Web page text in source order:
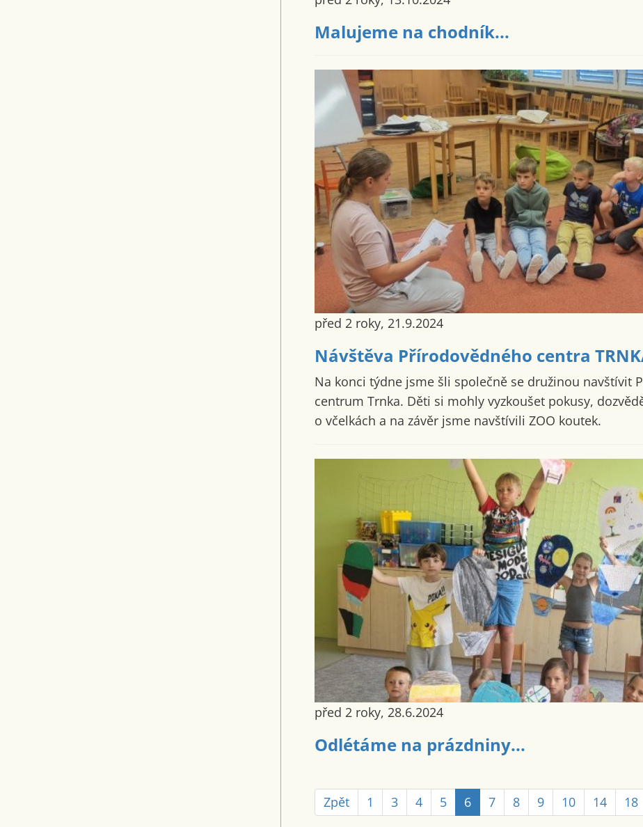
Malujeme na chodník...
před 2 roky, 21.9.2024
Návštěva Přírodovědného centra
Na konci týdne jsme šli společně se družinou navštívit
centrum Trnka. Děti si mohly vyzkoušet pokusy,
o včelkách a na závěr jsme navštívili ZOO koutek.
před 2 roky, 28.6.2024
Odlétáme na prázdniny...
Zpět 1 3 4 5 6 7 8 9 10 14 18